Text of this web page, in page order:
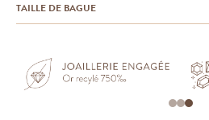
TAILLE DE BAGUE